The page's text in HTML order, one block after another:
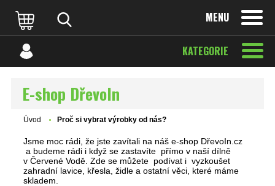
MENU
KATEGORIE
E-shop DřevoIn
Úvod Proč si vybrat výrobky od nás?
Jsme moc rádi, že jste zavítali na náš e-shop DřevoIn.cz
a budeme rádi i když se zastavíte přímo v naší dílně
v Červené Vodě. Zde se můžete podívat i vyzkoušet
zahradní lavice, křesla, židle a ostatní věci, které máme
skladem.